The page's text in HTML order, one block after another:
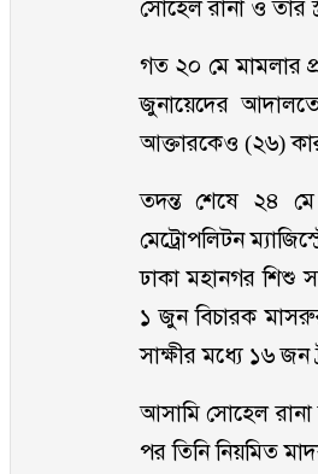
সোহেল রানা ও তার
গত ২০ মে মামলার
জুনায়েদের
আক্তারকেও (২৬)
তদন্ত শেষে ২৪ মে
মেট্রোপলিটন
ঢাকা মহানগর শিশু
১ জুন বিচারক
সাক্ষীর মধ্যে ১৬ জন
আসামি সোহেল রানা
পর তিনি নিয়মিত